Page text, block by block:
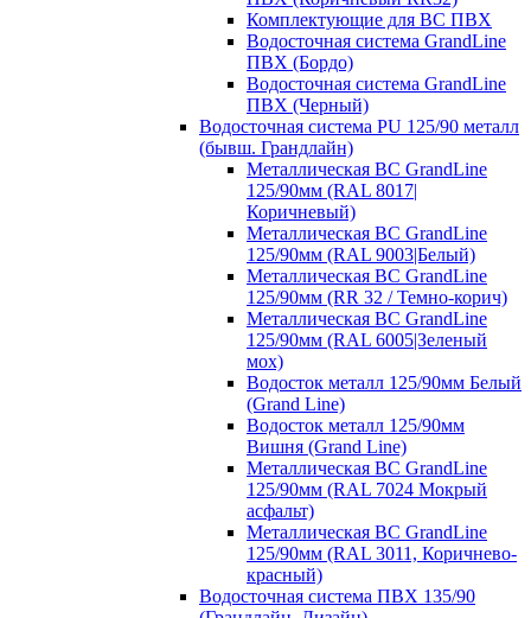
Комплектующие для ВС ПВХ
Водосточная система GrandLine
ПВХ (Бордо)
Водосточная система GrandLine
ПВХ (Черный)
Водосточная система PU 125/90 металл
(бывш. Грандлайн)
Металлическая ВС GrandLine
125/90мм (RAL 8017|
Коричневый)
Металлическая ВС GrandLine
125/90мм (RAL 9003|Белый)
Металлическая ВС GrandLine
125/90мм (RR 32 / Темно-корич)
Металлическая ВС GrandLine
125/90мм (RAL 6005|Зеленый
мох)
Водосток металл 125/90мм Белый
(Grand Line)
Водосток металл 125/90мм
Вишня (Grand Line)
Металлическая ВС GrandLine
125/90мм (RAL 7024 Мокрый
асфальт)
Металлическая ВС GrandLine
125/90мм (RAL 3011, Коричнево-
красный)
Водосточная система ПВХ 135/90